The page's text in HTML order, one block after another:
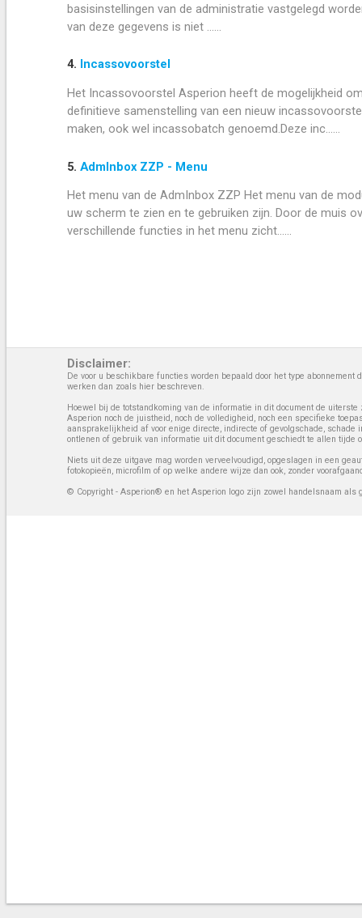
basisinstellingen van de administratie vastgelegd
van deze gegevens is niet ......
4. Incassovoorstel
Het Incassovoorstel Asperion heeft de mogelijkheid
definitieve samenstelling van een nieuw
maken, ook wel incassobatch genoemd.Deze inc......
5. AdmInbox ZZP - Menu
Het menu van de AdmInbox ZZP Het menu van de
uw scherm te zien en te gebruiken zijn. Door de muis
verschillende functies in het menu zicht......
Disclaimer:
De voor u beschikbare functies worden bepaald door het type
werken dan zoals hier beschreven.
Hoewel bij de totstandkoming van de informatie in dit document de
Asperion noch de juistheid, noch de volledigheid, noch een specifieke
aansprakelijkheid af voor enige directe, indirecte of gevolgschade,
ontlenen of gebruik van informatie uit dit document geschiedt te allen tijde
Niets uit deze uitgave mag worden verveelvoudigd, opgeslagen in een
fotokopieën, microfilm of op welke andere wijze dan ook, zonder
© Copyright - Asperion® en het Asperion logo zijn zowel handelsnaam als